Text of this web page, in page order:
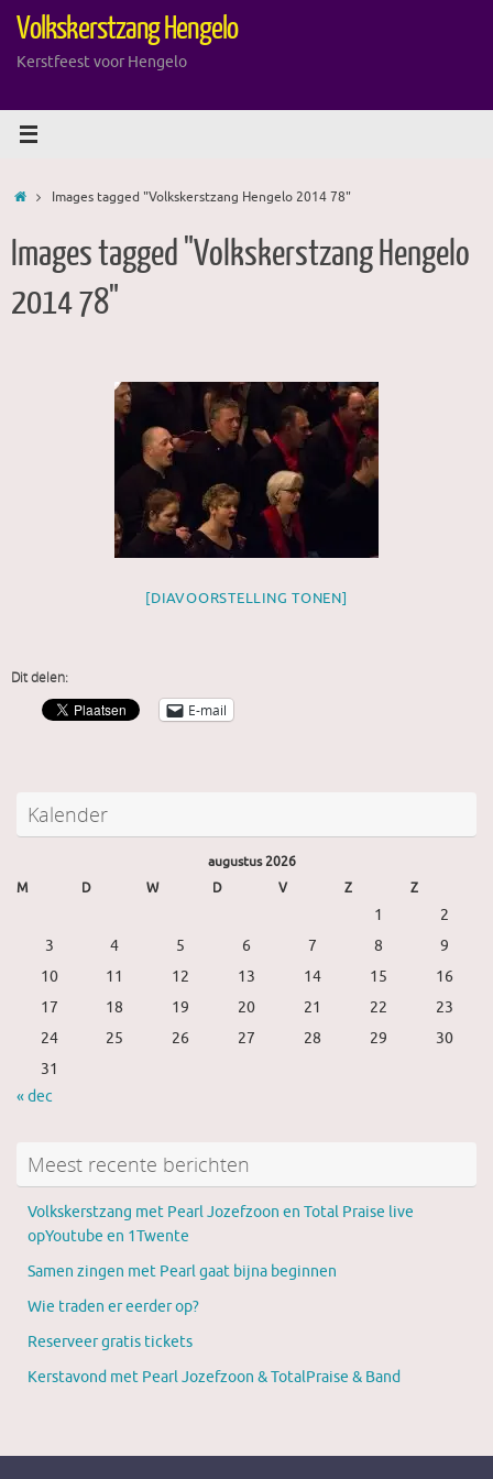
naarVolkskerstzang Hengelo
Kerstfeest voor Hengelo
HomeImages tagged "Volkskerstzang Hengelo 2014 78"
Images tagged "Volkskerstzang Hengelo
2014 78"
[DIAVOORSTELLING TONEN]
Dit delen:
E-mail
Kalender
augustus 2026
M
D W D V Z Z
1
2
3
4 5 6 7 8
9
10
11 12 13 14 15
16
17
18 19 20 21 22
23
24
25 26 27 28 29
30
31
« dec
Meest recente berichten
Volkskerstzang met Pearl Jozefzoon en Total Praise live
opYoutube en 1Twente
Samen zingen met Pearl gaat bijna beginnen
Wie traden er eerder op?
Reserveer gratis tickets
Kerstavond met Pearl Jozefzoon & TotalPraise & Band